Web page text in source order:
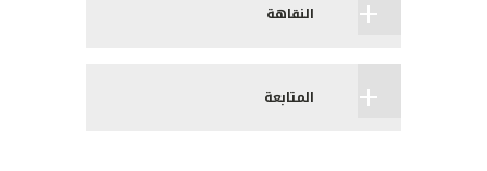
النقاهة
المتابعة